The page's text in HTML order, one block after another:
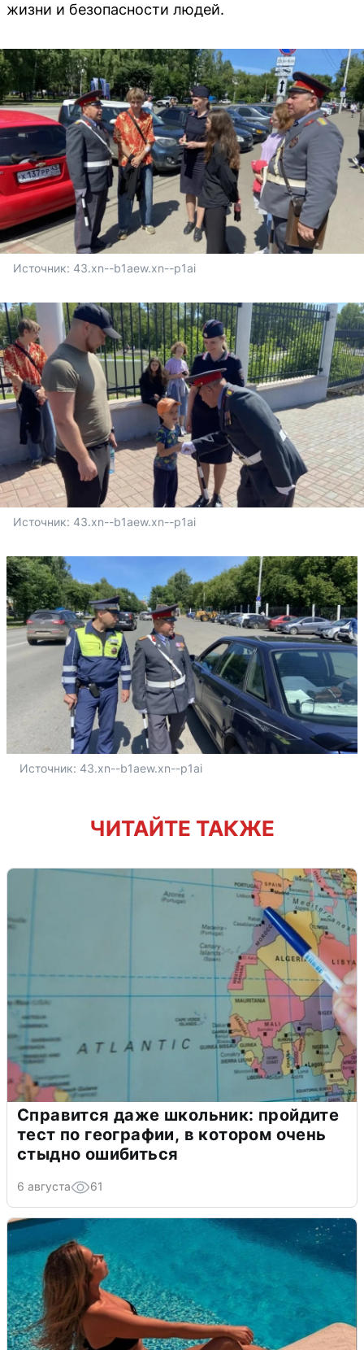
жизни и безопасности людей.
Источник: 43.xn--b1aew.xn--p1ai
Источник: 43.xn--b1aew.xn--p1ai
Источник: 43.xn--b1aew.xn--p1ai
ЧИТАЙТЕ ТАКЖЕ
Справится даже школьник: пройдите
тест по географии, в котором очень
стыдно ошибиться
6 августа 61